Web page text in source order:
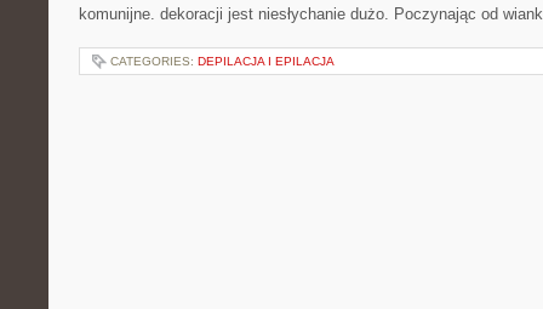
komunijne. dekoracji jest niesłychanie dużo. Poczynając od
CATEGORIES: DEPILACJA I EPILACJA